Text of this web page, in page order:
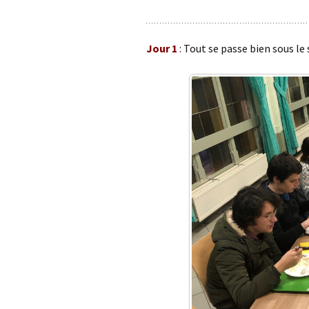
Jour 1 : Tout se passe bien sous